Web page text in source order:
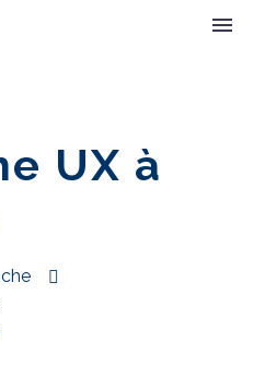
UX à